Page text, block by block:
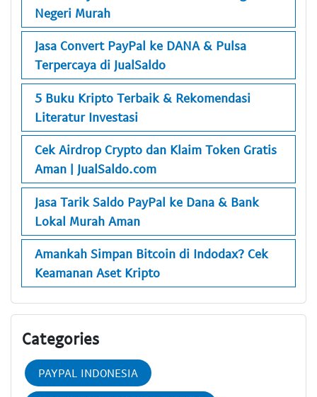
Negeri Murah
Jasa Convert PayPal ke DANA & Pulsa
Terpercaya di JualSaldo
5 Buku Kripto Terbaik & Rekomendasi
Literatur Investasi
Cek Airdrop Crypto dan Klaim Token Gratis
Aman | JualSaldo.com
Jasa Tarik Saldo PayPal ke Dana & Bank
Lokal Murah Aman
Amankah Simpan Bitcoin di Indodax? Cek
Keamanan Aset Kripto
Categories
PAYPAL INDONESIA